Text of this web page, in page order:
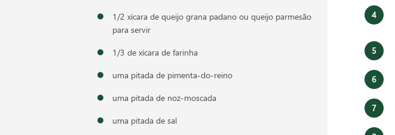
1/2 xícara de queijo grana padano ou queijo parmesão
para servir
1/3 de xícara de farinha
uma pitada de pimenta-do-reino
uma pitada de noz-moscada
uma pitada de sal